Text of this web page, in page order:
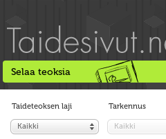
Selaa teoksia
Taideteoksen laji
Kaikki
Tarkennus
Kaikki